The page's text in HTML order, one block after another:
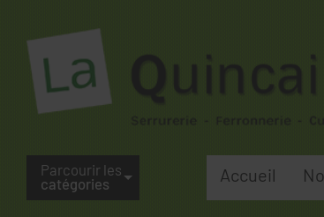
Parcourir les
catégories
Accueil